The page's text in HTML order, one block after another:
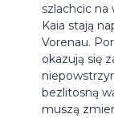
szlachcic na
Kaia stają
Vorenau.
okazują się
bezlitosną
muszą